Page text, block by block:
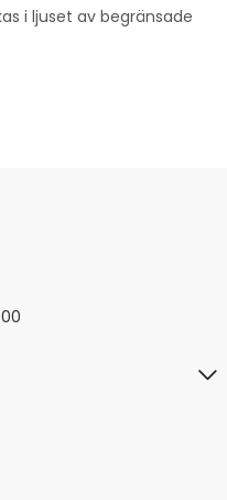
i ljuset av begränsade